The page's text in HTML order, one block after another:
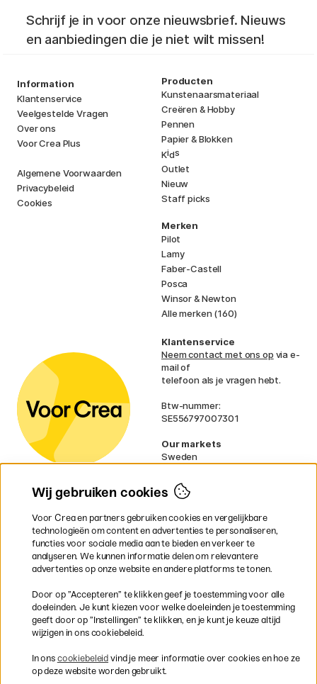
Schrijf je in voor onze nieuwsbrief. Nieuws
en aanbiedingen die je niet wilt missen!
Information
Klantenservice
Veelgestelde Vragen
Over ons
Voor Crea Plus
Algemene Voorwaarden
Privacybeleid
Cookies
Producten
Kunstenaarsmateriaal
Creëren & Hobby
Pennen
Papier & Blokken
Kids
Outlet
Nieuw
Staff picks
Merken
Pilot
Lamy
Faber-Castell
Posca
Winsor & Newton
Alle merken (160)
Klantenservice
Neem contact met ons op via e-
mail of
telefoon als je vragen hebt.
Btw-nummer:
SE556797007301
Our markets
Sweden
Denmark
Finland
Ireland
Germany
UK
EU
gelden voor volumineuze producten.
Snel en veilig met creditcard of iDEAL
Wij gebruiken cookies
Voor Crea en partners gebruiken cookies en vergelijkbare
technologieën om content en advertenties te personaliseren,
functies voor sociale media aan te bieden en verkeer te
analyseren. We kunnen informatie delen om relevantere
advertenties op onze website en andere platforms te tonen.
Door op ”Accepteren” te klikken geef je toestemming voor alle
doeleinden. Je kunt kiezen voor welke doeleinden je toestemming
geeft door op ”Instellingen” te klikken, en je kunt je keuze altijd
wijzigen in ons cookiebeleid.
In ons cookiebeleid vind je meer informatie over cookies en hoe ze
op deze website worden gebruikt.